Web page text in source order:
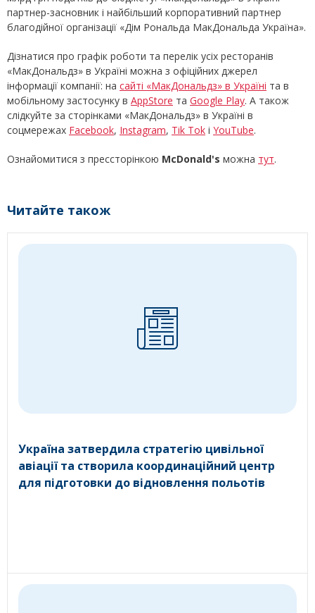
партнер-засновник і найбільший корпоративний партнер
благодійної організації «Дім Рональда МакДональда Україна».
Дізнатися про графік роботи та перелік усіх ресторанів
«МакДональдз» в Україні можна з офіційних джерел
інформації компанії: на сайті «МакДональдз» в Україні та в
мобільному застосунку в AppStore та Google Play. А також
слідкуйте за сторінками «МакДональдз» в Україні в
соцмережах Facebook, Instagram, Tik Tok і YouTube.
Ознайомитися з прессторінкою McDonald's можна тут.
Читайте також
Україна затвердила стратегію цивільної
авіації та створила координаційний центр
для підготовки до відновлення польотів